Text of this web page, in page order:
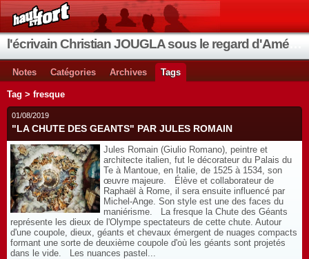
Notes Catégories Archives Tags
Tag > fresque
01/08/2019
"LA CHUTE DES GEANTS" PAR JULES ROMAIN
Jules Romain (Giulio Romano), peintre et
architecte italien, fut le décorateur du Palais du
Te à Mantoue, en Italie, de 1525 à 1534, son
œuvre majeure. Élève et collaborateur de
Raphaël à Rome, il sera ensuite influencé par
Michel-Ange. Son style est une des faces du
maniérisme. La fresque la Chute des Géants
représente les dieux de l'Olympe spectateurs de cette chute. Autour
d'une coupole, dieux, géants et chevaux émergent de nuages compacts
formant une sorte de deuxième coupole d'où les géants sont projetés
dans le vide. Les nuances pastel...